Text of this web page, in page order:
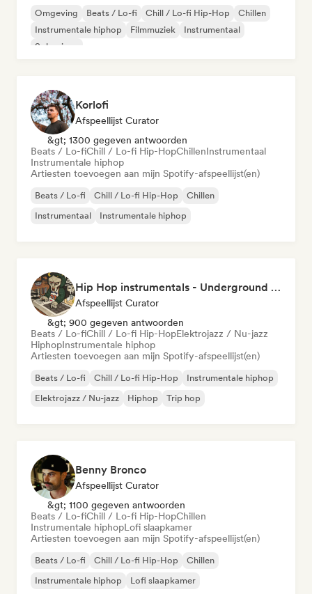
Omgeving Beats / Lo-fi Chill / Lo-fi Hip-Hop
Chillen
Instrumentale hiphop
Filmmuziek
Instrumentaal
Solo piano
Korlofi
Afspeellijst Curator
&gt; 1300 gegeven antwoorden
Beats / Lo-fiChill / Lo-fi Hip-HopChillenInstrumentaal
Instrumentale hiphop
Artiesten toevoegen aan mijn Spotify-afspeellijst(en)
Beats / Lo-fi Chill / Lo-fi Hip-Hop
Chillen
Instrumentaal
Instrumentale hiphop
Hip Hop instrumentals - Underground boombap & Lo Fi Hip Hop (by Snaap)
Afspeellijst Curator
&gt; 900 gegeven antwoorden
Beats / Lo-fiChill / Lo-fi Hip-HopElektrojazz / Nu-jazz
HiphopInstrumentale hiphop
Artiesten toevoegen aan mijn Spotify-afspeellijst(en)
Beats / Lo-fi Chill / Lo-fi Hip-Hop
Instrumentale hiphop
Elektrojazz / Nu-jazz
Hiphop Trip hop
Benny Bronco
Afspeellijst Curator
&gt; 1100 gegeven antwoorden
Beats / Lo-fiChill / Lo-fi Hip-HopChillen
Instrumentale hiphopLofi slaapkamer
Artiesten toevoegen aan mijn Spotify-afspeellijst(en)
Beats / Lo-fi Chill / Lo-fi Hip-Hop
Chillen
Instrumentale hiphop
Lofi slaapkamer